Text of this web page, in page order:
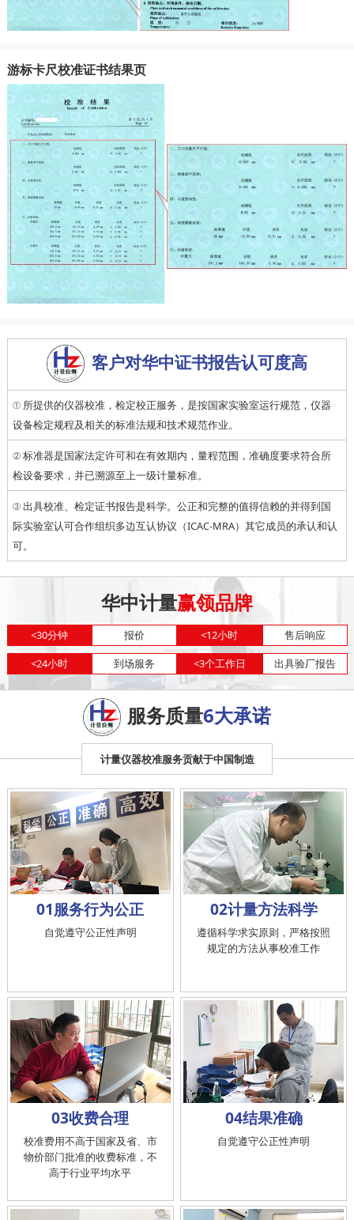
游标卡尺校准证书结果页
客户对华中证书报告认可度高
① 所提供的仪器校准，检定校正服务，是按国家实验室运行规范，仪器
设备检定规程及相关的标准法规和技术规范作业。
② 标准器是国家法定许可和在有效期内，量程范围，准确度要求符合所
检设备要求，并已溯源至上一级计量标准。
③ 出具校准、检定证书报告是科学。公正和完整的值得信赖的并得到国
际实验室认可合作组织多边互认协议（ICAC-MRA）其它成员的承认和认
可。
华中计量赢领品牌
<30分钟 报价 <12小时
售后响应
<24小时 到场服务 <3个工作日 出具验厂报告
服务质量6大承诺
计量仪器校准服务贡献于中国制造
01服务行为公正
自觉遵守公正性声明
02计量方法科学
遵循科学求实原则，严格按照
规定的方法从事校准工作
03收费合理
校准费用不高于国家及省、市
物价部门批准的收费标准，不
高于行业平均水平
04结果准确
自觉遵守公正性声明